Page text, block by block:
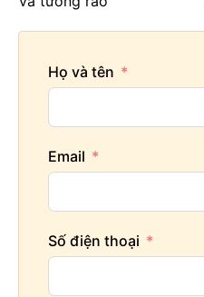
Họ và tên
Email
Số điện thoại